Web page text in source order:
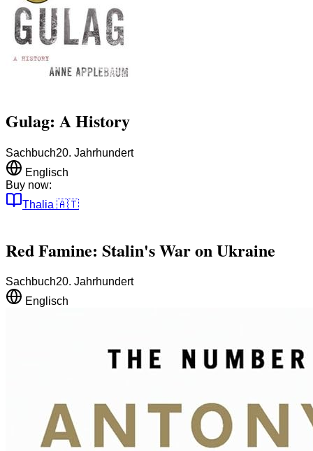
Gulag: A History
Sachbuch20. Jahrhundert
Englisch
Buy now:
Thalia 🇦🇹
Red Famine: Stalin's War on Ukraine
Sachbuch20. Jahrhundert
Englisch